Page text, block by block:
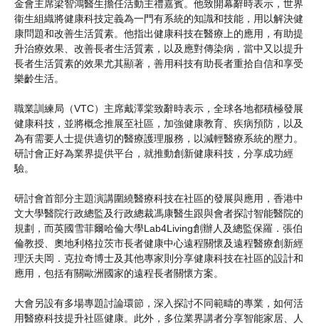
金會主席梁智鴻醫生擔任活動主禮嘉賓。他致開幕辭時表示，世界
衞生組織將健康科技定義為一門有系統的知識和技能，用以解決健
康問題和改善生活質素。他指出健康科技在醫療上的應用，有助提
升治療效果、改善長者生活質素，以及應對傳染病，當中又以提升
長者生活質素的效果尤其顯著，善用科技有助長者重拾自信和享受
樂齡生活。
職業訓練局（VTC）主席戴澤棠致辭時表示，全球各地都積極發展
健康科技，並將概念推展至社區，加強健康教育、疾病預防，以及
為有需要人士提供適切的醫療護理服務，以減輕醫療系統的壓力。
研討會正好為業界提供平台，就推動創新健康科技，分享成功經
驗。
研討會首部分主題演講圍繞醫療科技在社區的發展與應用，香港中
文大學醫院行政總監及行政總裁馮康醫生跟與會者探討智能醫院的
規劃，而英國雪菲爾哈倫大學Lab4Living創辦人及總監保羅．張伯
倫教授、奧地利格拉茨市長者健康中心遠程關懷及遠程醫療創新經
理沃夫岡．克拉奇博士及其他專家則分享健康科技在社區的設計和
應用，包括有關歐洲國家的遠程長者關懷方案。
大會另設有多場專題討論環節，深入探討不同範疇的專業，如何活
用醫療科技提升社區健康。此外，多位業界講者分享智能家居、人